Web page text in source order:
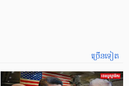
ច្រើនទៀត